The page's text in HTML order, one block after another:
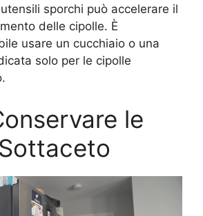
sporchi può accelerare il
delle cipolle. È
usare un cucchiaio o una
solo per le cipolle
le